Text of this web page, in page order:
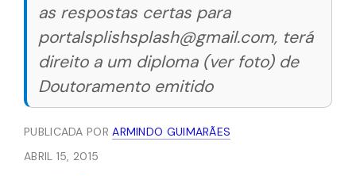
as respostas certas para
portalsplishsplash@gmail.com, terá
direito a um diploma (ver foto) de
Doutoramento emitido
PUBLICADA PORARMINDO GUIMARÃES
ABRIL 15, 2015